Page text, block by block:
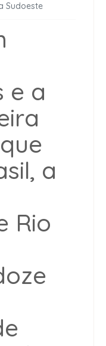
Sudoeste
e a
a
Rio